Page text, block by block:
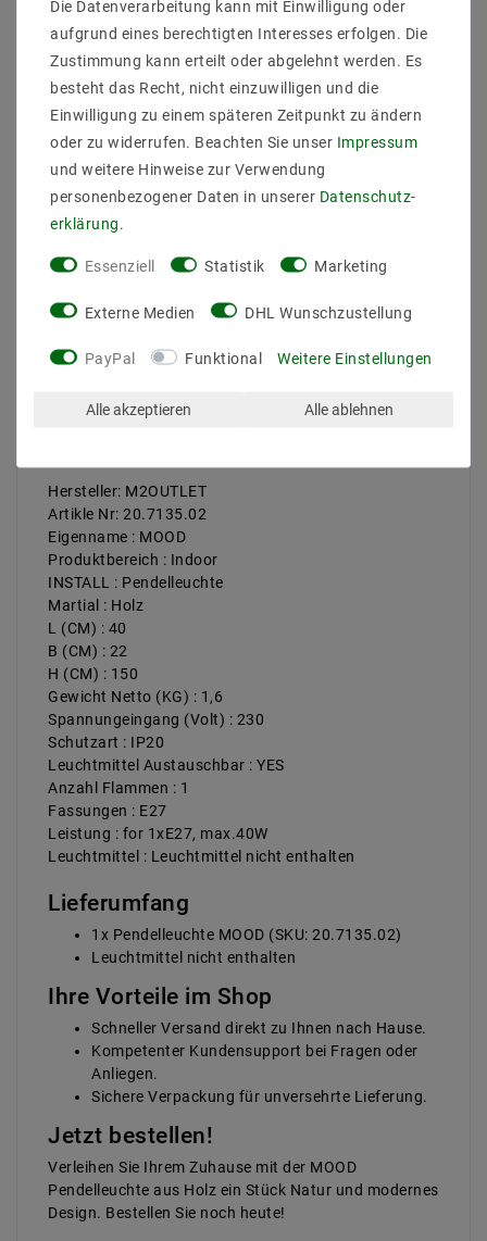
Ihre Vorteile auf einen Blick
Nachhaltiges Design:Gefertigt aus
umweltfreundlichem Holz, unterstützt diese
Pendelleuchte einen bewussten Lebensstil.
Natürliche Wärme:Das hochwertige
Holzmaterial verleiht jedem Raum eine warme,
einladende Atmosphäre und ein modernes Flair.
Vielseitige Beleuchtung:Perfekt geeignet für
den Essplatz oder Wohnzimmertisch, um ein
gemütliches Ambiente zu schaffen.
Fassung können Sie stromsparende LED
enthalten).
von 40 cm und einer Höhe von 150 cm fügt sich
Einrichtungsstile ein.
Hersteller: M2OUTLET
Artikle Nr: 20.7135.02
Eigenname : MOOD
Produktbereich : Indoor
INSTALL : Pendelleuchte
Martial : Holz
L (CM) : 40
B (CM) : 22
H (CM) : 150
Gewicht Netto (KG) : 1,6
Spannungeingang (Volt) : 230
Schutzart : IP20
Leuchtmittel Austauschbar : YES
Anzahl Flammen : 1
Fassungen : E27
Leistung : for 1xE27, max.40W
Leuchtmittel : Leuchtmittel nicht enthalten
Lieferumfang
1x Pendelleuchte MOOD (SKU: 20.7135.02)
Leuchtmittel nicht enthalten
Ihre Vorteile im Shop
Schneller Versand direkt zu Ihnen nach Hause.
Kompetenter Kundensupport bei Fragen oder
Anliegen.
Sichere Verpackung für unversehrte Lieferung.
Jetzt bestellen!
Verleihen Sie Ihrem Zuhause mit der MOOD
Pendelleuchte aus Holz ein Stück Natur und modernes
Design. Bestellen Sie noch heute!
Die Datenverarbeitung kann mit Einwilligung oder
aufgrund eines berechtigten Interesses erfolgen. Die
Zustimmung kann erteilt oder abgelehnt werden. Es
besteht das Recht, nicht einzuwilligen und die
Einwilligung zu einem späteren Zeitpunkt zu ändern
oder zu widerrufen. Beachten Sie unser Impressum
und weitere Hinweise zur Verwendung
personenbezogener Daten in unserer Daten­schutz­
erklärung.
Essenziell Statistik Marketing
Externe Medien DHL Wunschzustellung
PayPal Funktional Weitere Einstellungen
Alle akzeptieren Alle ablehnen